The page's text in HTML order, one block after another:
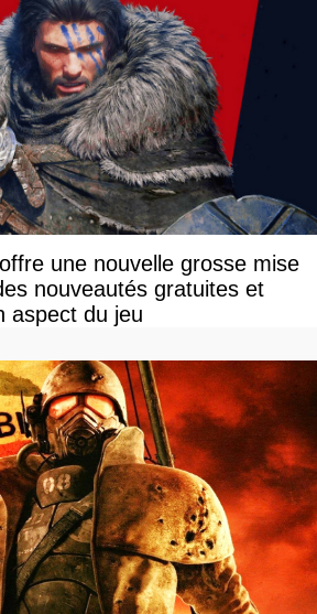
une nouvelle grosse mise
nouveautés gratuites et
aspect du jeu